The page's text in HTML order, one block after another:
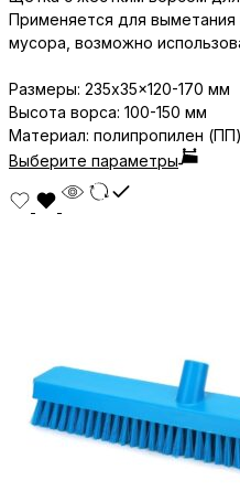
Применяется для выметания
мусора, возможно
Размеры: 235x35x120-170 мм
Высота ворса: 100-150 мм
Материал: полипропилен
Выберите параметры